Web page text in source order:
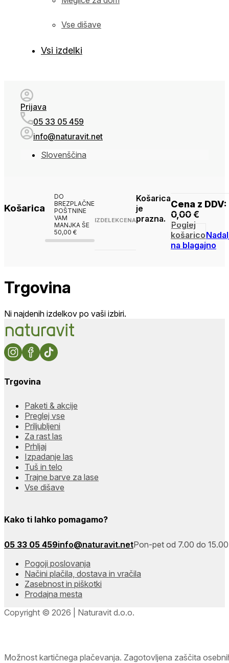
Vse dišave
Vsi izdelki
Prijava
05 33 05 459
info@naturavit.net
Slovenščina
Košarica
DO
BREZPLAČNE
POŠTNINE
VAM
MANJKA ŠE
50,00 €
IZDELEKCENA
Košarica
je
prazna.
Cena z DDV:
0,00€
Poglej
košarico
na blagajno
Trgovina
Ni najdenih izdelkov po vaši izbiri.
Trgovina
Paketi & akcije
Preglej vse
Priljubljeni
Za rast las
Prhljaj
Izpadanje las
Tuš in telo
Trajne barve za lase
Vse dišave
Kako ti lahko pomagamo?
05 33 05 459info@naturavit.netPon-pet od 7.00 do 15.00
Pogoji poslovanja
Načini plačila, dostava in vračila
Zasebnost in piškotki
Prodajna mesta
Copyright © 2026 | Naturavit d.o.o.
Možnost kartičnega plačevanja. Zagotovljena zaščita